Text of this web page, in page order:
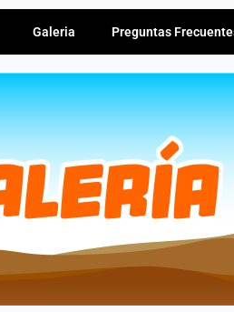
Galeria Preguntas